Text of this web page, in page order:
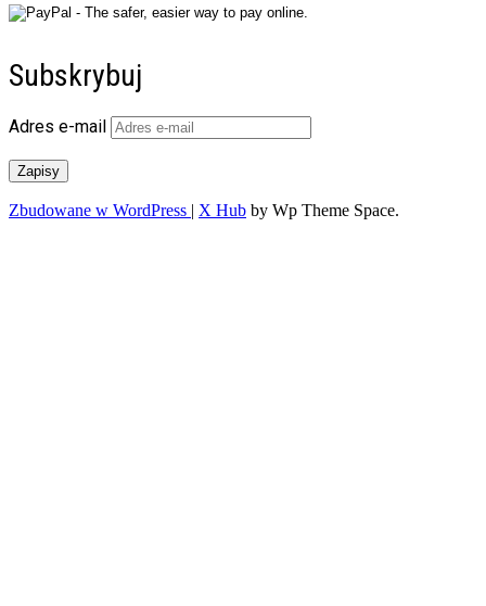
Subskrybuj
Adres e-mail
Zapisy
Zbudowane w WordPress | X Hub by Wp Theme Space.